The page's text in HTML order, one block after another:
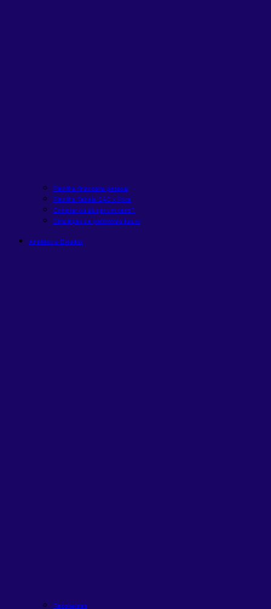
Planilha financeira pessoal
Planilha Tabela SAC x Price
Comprar ou alugar um carro?
Simulação de patrimônio futuro
Análises e Estudos
Recorrentes